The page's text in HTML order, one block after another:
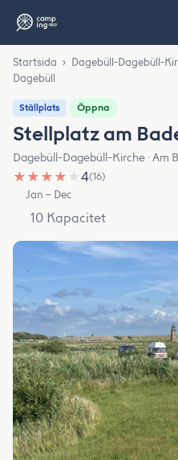
Startsida › Dagebüll-Dagebüll-
Dagebüll
Ställplats Öppna
Stellplatz am
Dagebüll-Dagebüll-Kirche · Am
★ ★ ★ ★ ★4(16)
Jan – Dec
10 Kapacitet